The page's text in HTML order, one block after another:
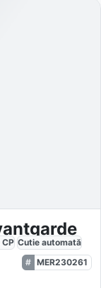
CP Cutie automată
MER230261